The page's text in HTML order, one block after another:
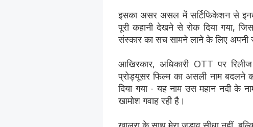
इसका असर असल में सर्टिफिकेशन से
पूरी कहानी देखने से रोक दिया गया,
संस्कार का सच सामने लाने के लिए अपनी
आखिरकार, अधिकारी OTT पर
प्रोड्यूसर फिल्म का असली नाम
दिया गया - यह नाम उस महान नदी के
खामोश गवाह रही है।